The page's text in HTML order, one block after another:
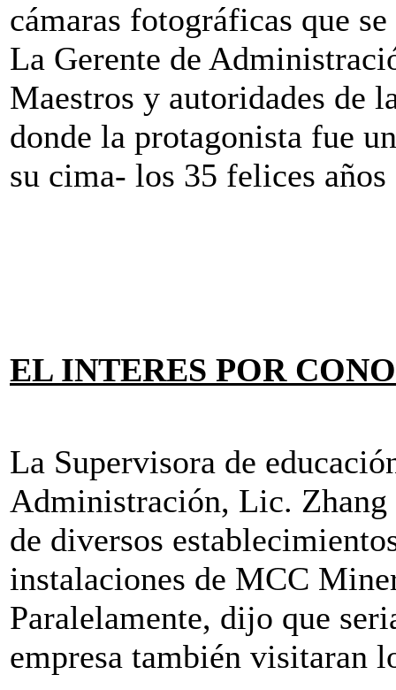
cámaras fotográficas que
La Gerente de
Maestros y autoridades de
donde la protagonista fue
su cima- los 35 felices
EL INTERES POR
La Supervisora de
Administración, Lic. Zhang
de diversos
instalaciones de MCC
Paralelamente, dijo que
empresa también visitaran